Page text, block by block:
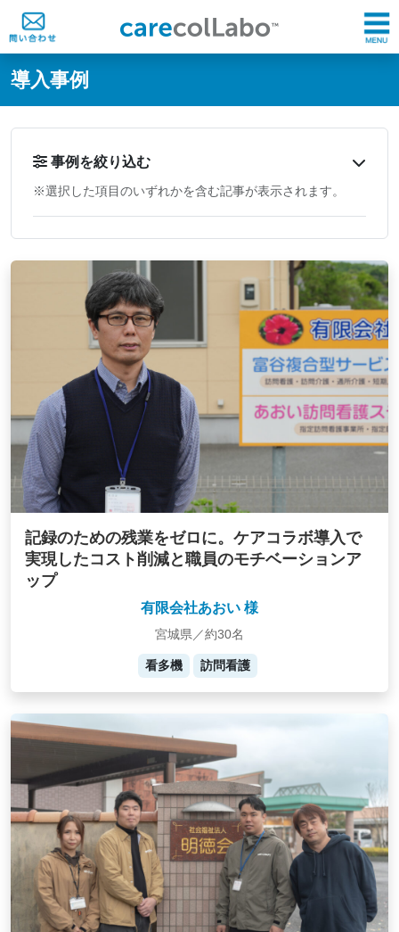
@ -0,0 +1,60 @@
導入事例
事例を絞り込む
※選択した項目のいずれかを含む記事が表示されます。
記録のための残業をゼロに。ケアコラボ導入で
実現したコスト削減と職員のモチベーションア
ップ
有限会社あおい 様
宮城県／約30名
看多機 訪問看護